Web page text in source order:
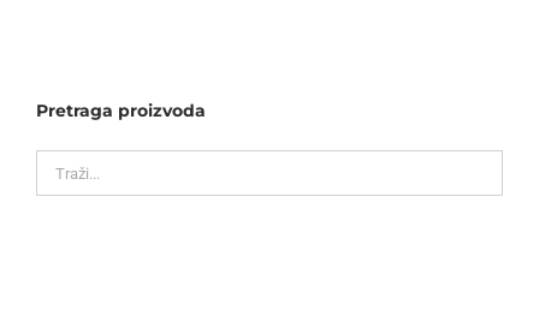
Pretraga proizvoda